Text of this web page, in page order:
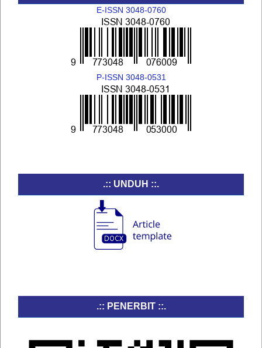
E-ISSN 3048-0760
P-ISSN 3048-0531
.:: UNDUH ::.
.:: PENERBIT ::.